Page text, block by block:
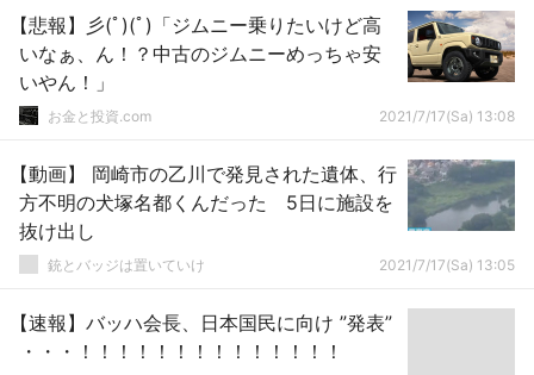
【悲報】彡(ﾟ)(ﾟ)「ジムニー乗りたいけど高
いなぁ、ん！？中古のジムニーめっちゃ安
いやん！」
お金と投資.com 2021/7/17(Sa) 13:08
【動画】 岡崎市の乙川で発見された遺体、行
方不明の犬塚名都くんだった 5日に施設を
抜け出し
銃とバッジは置いていけ 2021/7/17(Sa) 13:05
【速報】バッハ会長、日本国民に向け ”発表”
・・・！！！！！！！！！！！！！！